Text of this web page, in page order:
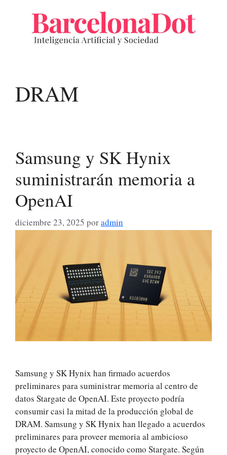
contenido
DRAM
Samsung y SK Hynix
suministrarán memoria a
OpenAI
diciembre 23, 2025 poradmin
Samsung y SK Hynix han firmado acuerdos
preliminares para suministrar memoria al centro de
datos Stargate de OpenAI. Este proyecto podría
consumir casi la mitad de la producción global de
DRAM. Samsung y SK Hynix han llegado a acuerdos
preliminares para proveer memoria al ambicioso
proyecto de OpenAI, conocido como Stargate. Según